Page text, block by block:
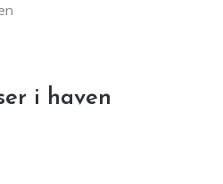
i haven